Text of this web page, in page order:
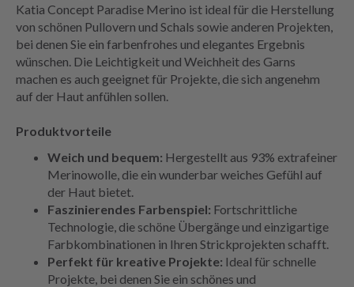
Katia Concept Paradise Merino ist ideal für die Herstellung
von schönen Pullovern und Schals sowie anderen Projekten,
bei denen Sie ein farbenfrohes und elegantes Ergebnis
wünschen. Die Leichtigkeit und Weichheit des Garns
machen es auch geeignet für Projekte, die sich angenehm
auf der Haut anfühlen sollen.
Produktvorteile
Weich und bequem: Hergestellt aus 93% extrafeiner
Merinowolle, die ein wunderbar weiches Gefühl auf
der Haut bietet.
Faszinierendes Farbenspiel: Fortschrittliche
Technologie, die schöne Übergänge und einzigartige
Farbkombinationen in Ihren Strickprojekten schafft.
Perfekt für kreative Projekte: Ideal für schnelle
Projekte, bei denen Sie ein schönes und